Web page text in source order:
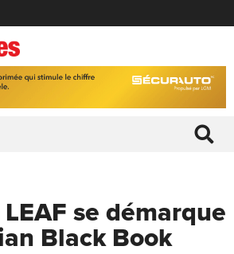
se démarque
Black Book